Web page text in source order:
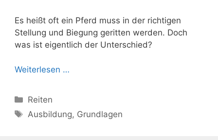
Es heißt oft ein Pferd muss in der richtigen
Stellung und Biegung geritten werden. Doch
was ist eigentlich der Unterschied?
Weiterlesen …
Kategorien
Reiten
Schlagwörter
Ausbildung, Grundlagen